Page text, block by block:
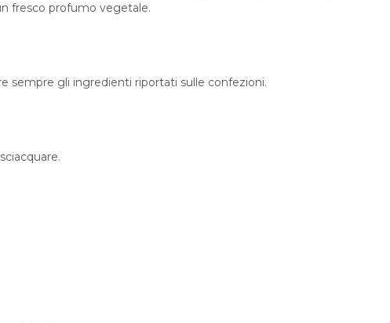
fresco profumo vegetale.
sempre gli ingredienti riportati sulle confezioni.